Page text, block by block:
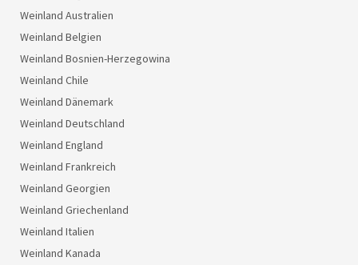
Weinland Australien
Weinland Belgien
Weinland Bosnien-Herzegowina
Weinland Chile
Weinland Dänemark
Weinland Deutschland
Weinland England
Weinland Frankreich
Weinland Georgien
Weinland Griechenland
Weinland Italien
Weinland Kanada